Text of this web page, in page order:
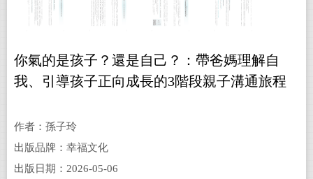
你氣的是孩子？還是自己？：帶爸媽理解自
我、引導孩子正向成長的3階段親子溝通旅程
作者：孫子玲
出版品牌：幸福文化
出版日期：2026-05-06